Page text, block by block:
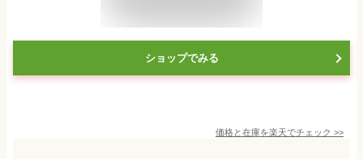
ショップでみる
価格と在庫を楽天でチェック >>